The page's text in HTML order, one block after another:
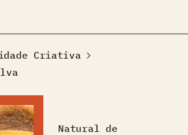
Criativa
Natural de